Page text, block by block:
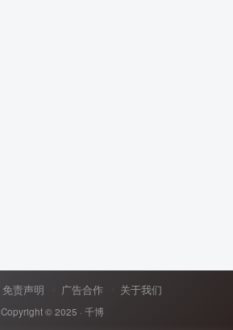
免责声明 广告合作 关于我们
Copyright © 2025 · 千博